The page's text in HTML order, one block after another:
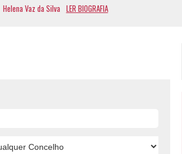
Helena Vaz da Silva LER BIOGRAFIA